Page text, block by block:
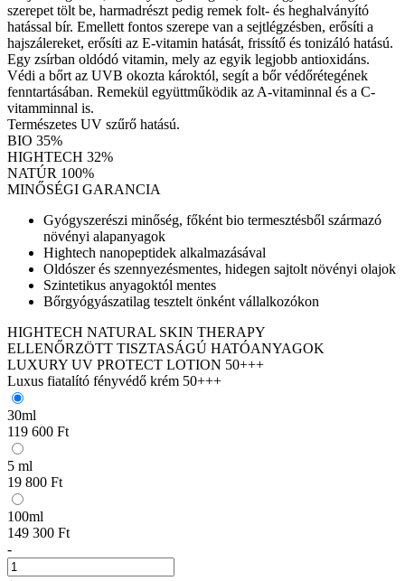
szerepet tölt be, harmadrészt pedig remek folt- és heghalványító
hatással bír. Emellett fontos szerepe van a sejtlégzésben, erősíti a
hajszálereket, erősíti az E-vitamin hatását, frissítő és tonizáló hatású.
Egy zsírban oldódó vitamin, mely az egyik legjobb antioxidáns.
Védi a bőrt az UVB okozta károktól, segít a bőr védőrétegének
fenntartásában. Remekül együttműködik az A-vitaminnal és a C-
vitamminnal is.
Természetes UV szűrő hatású.
BIO 35%
HIGHTECH 32%
NATÚR 100%
MINŐSÉGI GARANCIA
Gyógyszerészi minőség, főként bio termesztésből származó
növényi alapanyagok
Hightech nanopeptidek alkalmazásával
Oldószer és szennyezésmentes, hidegen sajtolt növényi olajok
Szintetikus anyagoktól mentes
Bőrgyógyászatilag tesztelt önként vállalkozókon
HIGHTECH NATURAL SKIN THERAPY
ELLENŐRZÖTT TISZTASÁGÚ HATÓANYAGOK
LUXURY UV PROTECT LOTION 50+++
Luxus fiatalító fényvédő krém 50+++
30ml
119 600 Ft
5 ml
19 800 Ft
100ml
149 300 Ft
-